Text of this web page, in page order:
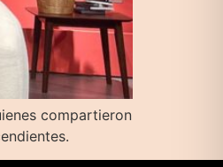
compartieron